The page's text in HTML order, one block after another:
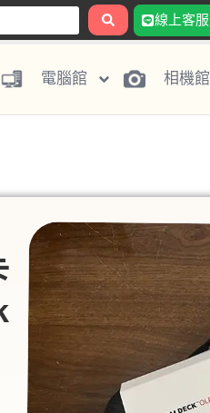
線上客服
電腦館 相機館